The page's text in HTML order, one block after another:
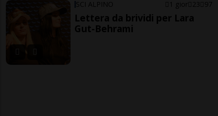
SCI ALPINO 1 gior 23 97
Lettera da brividi per Lara
Gut-Behrami